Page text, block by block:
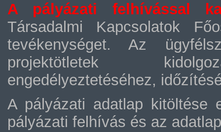
A pályázati felhívással
Társadalmi Kapcsolatok
tevékenységet. Az
projektötletek
engedélyeztetéséhez,
A pályázati adatlap kitöltése
pályázati felhívás és az